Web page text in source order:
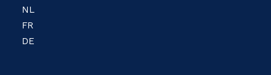
NL
FR
DE